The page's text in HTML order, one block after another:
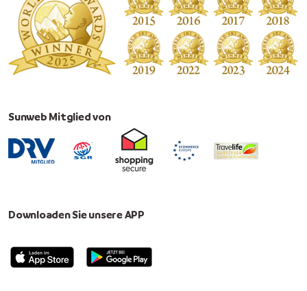
Sunweb Mitglied von
Downloaden Sie unsere APP